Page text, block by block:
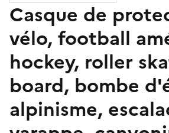
Casque de
vélo, football
hockey, roller
board, bombe
alpinisme,